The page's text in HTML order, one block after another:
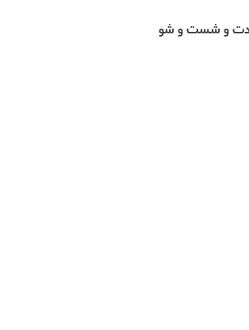
مدت و شست و شو